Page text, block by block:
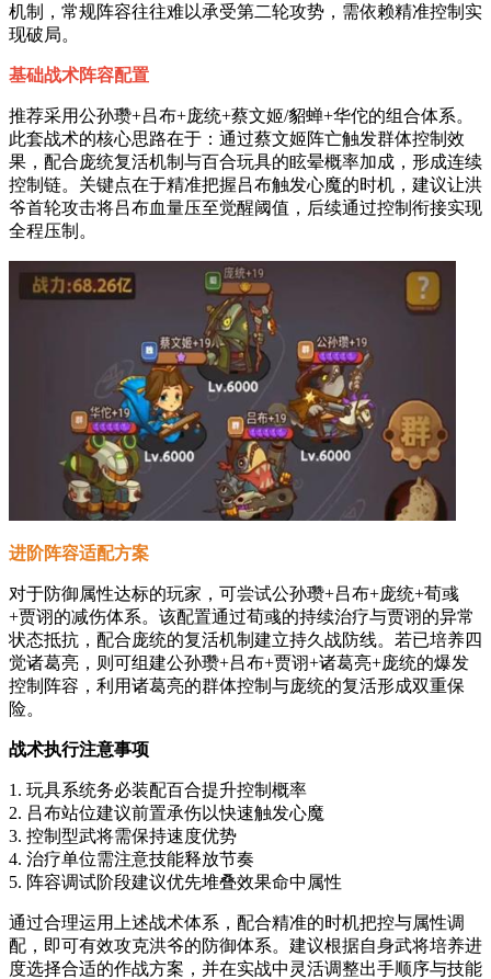
机制，常规阵容往往难以承受第二轮攻势，需依赖精准控制实
现破局。
基础战术阵容配置
推荐采用公孙瓒+吕布+庞统+蔡文姬/貂蝉+华佗的组合体系。
此套战术的核心思路在于：通过蔡文姬阵亡触发群体控制效
果，配合庞统复活机制与百合玩具的眩晕概率加成，形成连续
控制链。关键点在于精准把握吕布触发心魔的时机，建议让洪
爷首轮攻击将吕布血量压至觉醒阈值，后续通过控制衔接实现
全程压制。
进阶阵容适配方案
对于防御属性达标的玩家，可尝试公孙瓒+吕布+庞统+荀彧
+贾诩的减伤体系。该配置通过荀彧的持续治疗与贾诩的异常
状态抵抗，配合庞统的复活机制建立持久战防线。若已培养四
觉诸葛亮，则可组建公孙瓒+吕布+贾诩+诸葛亮+庞统的爆发
控制阵容，利用诸葛亮的群体控制与庞统的复活形成双重保
险。
战术执行注意事项
1. 玩具系统务必装配百合提升控制概率
2. 吕布站位建议前置承伤以快速触发心魔
3. 控制型武将需保持速度优势
4. 治疗单位需注意技能释放节奏
5. 阵容调试阶段建议优先堆叠效果命中属性
通过合理运用上述战术体系，配合精准的时机把控与属性调
配，即可有效攻克洪爷的防御体系。建议根据自身武将培养进
度选择合适的作战方案，并在实战中灵活调整出手顺序与技能